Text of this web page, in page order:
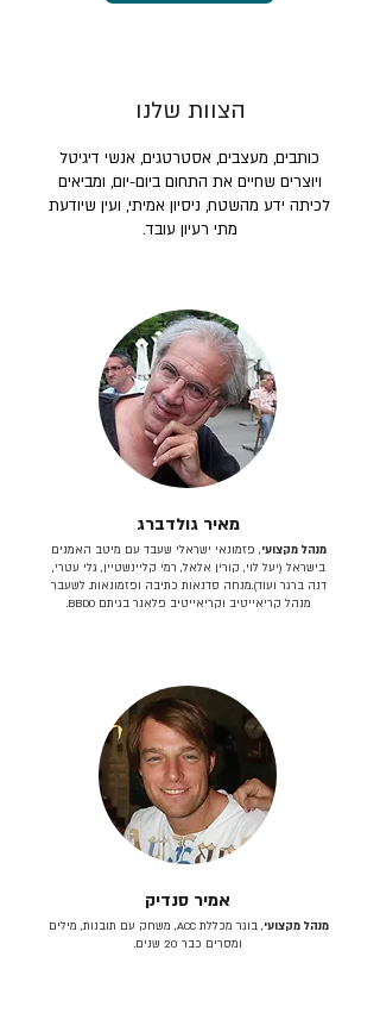
הצוות שלנו
כותבים, מעצבים, אסטרטגים, אנשי דיגיטל
ויוצרים שחיים את התחום ביום-יום, ומביאים
לכיתה ידע מהשטח, ניסיון אמיתי, ועין שיודעת
מתי רעיון עובד.
מאיר גולדברג
מנהל מקצועי, פזמונאי ישראלי שעבד עם מיטב האמנים
בישראל (יעל לוי, קורין אלאל, רמי קליינשטיין, גלי עטרי,
דנה ברגר ועוד).מנחה סדנאות כתיבה ופזמונאות. לשעבר
מנהל קריאייטיב וקריאייטיב פלאנר בגיתם BBDO.
אמיר סנדיק
מנהל מקצועי
, בוגר מכללת ACC, משחק עם תובנות, מילים
ומסרים כבר 20 שנים.